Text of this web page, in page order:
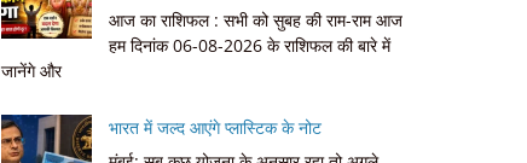
आज का राशिफल : सभी को सुबह की राम-राम आज
हम दिनांक 06-08-2026 के राशिफल की बारे में
जानेंगे और
भारत में जल्द आएंगे प्लास्टिक के नोट